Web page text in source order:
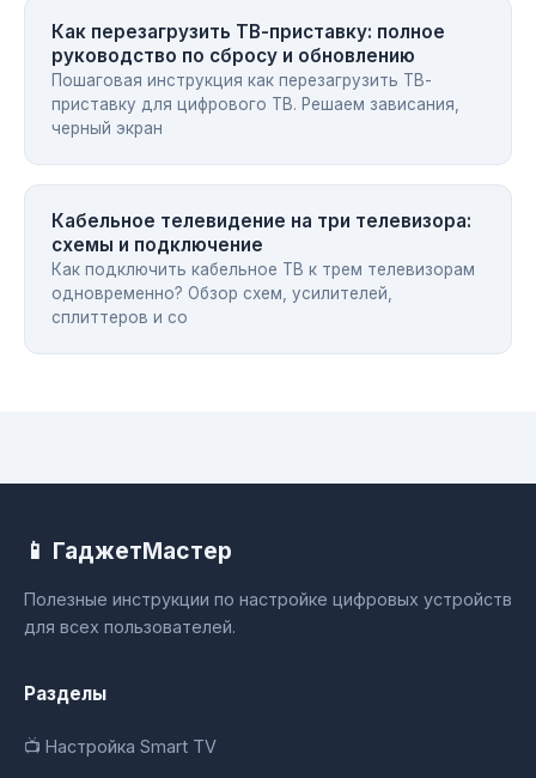
Как перезагрузить ТВ-приставку: полное
руководство по сбросу и обновлению
Пошаговая инструкция как перезагрузить ТВ-
приставку для цифрового ТВ. Решаем зависания,
черный экран
Кабельное телевидение на три телевизора:
схемы и подключение
Как подключить кабельное ТВ к трем телевизорам
одновременно? Обзор схем, усилителей,
сплиттеров и со
📱 ГаджетМастер
Полезные инструкции по настройке цифровых устройств
для всех пользователей.
Разделы
📺 Настройка Smart TV